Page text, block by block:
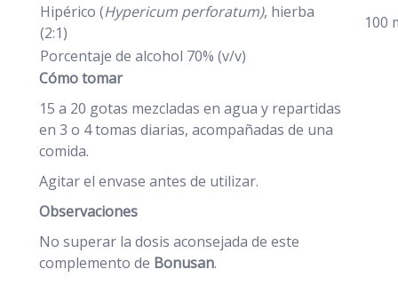
Hipérico (Hypericum perforatum), hierba
(2:1)
100
Porcentaje de alcohol 70% (v/v)
Cómo tomar
15 a 20 gotas mezcladas en agua y repartidas
en 3 o 4 tomas diarias, acompañadas de una
comida.
Agitar el envase antes de utilizar.
Observaciones
No superar la dosis aconsejada de este
complemento de Bonusan.